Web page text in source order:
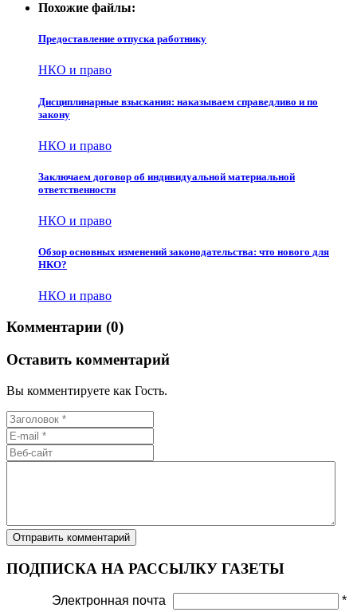
Похожие файлы:
Предоставление отпуска работнику
НКО и право
Дисциплинарные взыскания: наказываем справедливо и по
закону
НКО и право
Заключаем договор об индивидуальной материальной
ответственности
НКО и право
Обзор основных изменений законодательства: что нового для
НКО?
НКО и право
Комментарии (0)
Оставить комментарий
Вы комментируете как Гость.
ПОДПИСКА НА РАССЫЛКУ ГАЗЕТЫ
Электронная почта *